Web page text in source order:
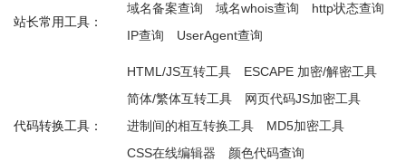
站长常用工具：
域名备案查询 域名whois查询
http状态查询
IP查询
UserAgent查询
代码转换工具：
HTML/JS互转工具
ESCAPE 加密/解密工具
简体/繁体互转工具
网页代码JS加密工具
进制间的相互转换工具
MD5加密工具
CSS在线编辑器
颜色代码查询